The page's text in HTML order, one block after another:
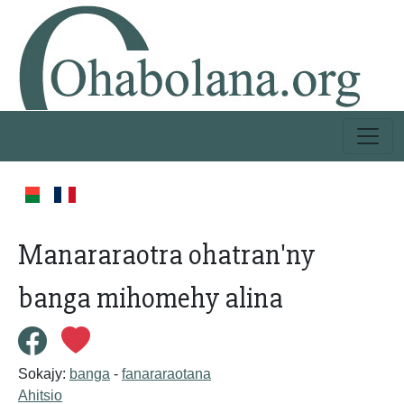
Manararaotra ohatran'ny
banga mihomehy alina
Sokajy: banga - fanararaotana
Ahitsio